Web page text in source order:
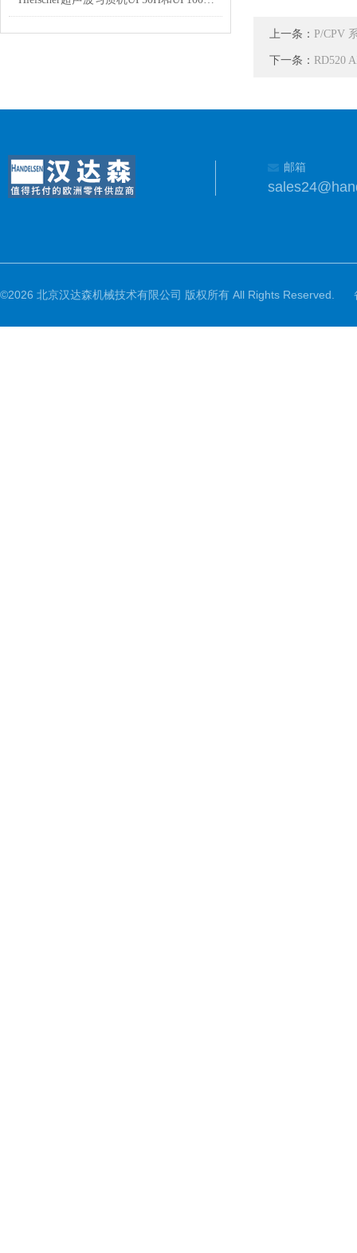
上一条： P/CPV
下一条： RD520
邮箱
©2026 北京汉达森机械技术有限公司 版权所有 All Rights Reserved.